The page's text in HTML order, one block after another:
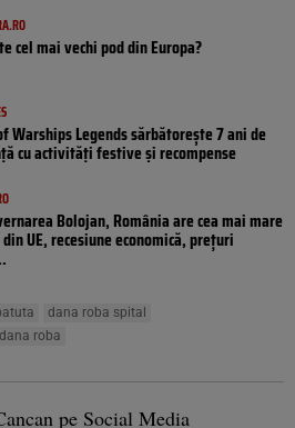
cel mai vechi pod din Europa?
Warships Legends sărbătorește 7 ani de
cu activități festive și recompense
Bolojan, România are cea mai mare
UE, recesiune economică, prețuri
dana roba spital
roba
pe Social Media